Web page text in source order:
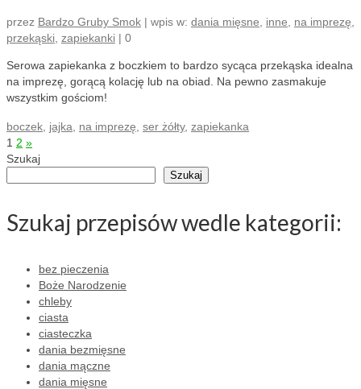
przez Bardzo Gruby Smok | wpis w: dania mięsne inne na imprezę
przekąski zapiekanki | 0
Serowa zapiekanka z boczkiem to bardzo sycąca przekąska idealna
na imprezę, gorącą kolację lub na obiad. Na pewno zasmakuje
wszystkim gościom!
boczek jajka na imprezę ser żółty, zapiekanka
Stronicowanie
wpisów
1 2 »
Szukaj
Szukaj
Szukaj przepisów wedle kategorii:
bez pieczenia
Boże Narodzenie
chleby
ciasta
ciasteczka
dania bezmięsne
dania mączne
dania mięsne